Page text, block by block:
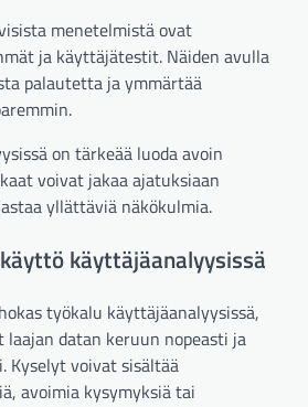
menetelmistä ovat
ja käyttäjätestit. Näiden avulla
palautetta ja ymmärtää
on tärkeää luoda avoin
voivat jakaa ajatuksiaan
yllättäviä näkökulmia.
käyttäjäanalyysissä
työkalu käyttäjäanalyysissä,
datan keruun nopeasti ja
Kyselyt voivat sisältää
avoimia kysymyksiä tai